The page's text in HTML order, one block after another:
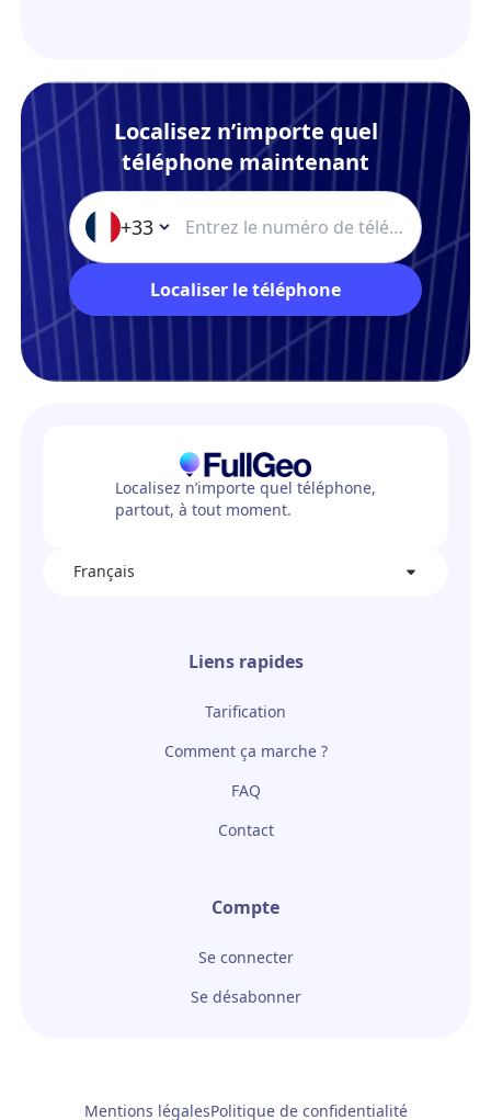
Localisez n’importe quel
téléphone maintenant
+33
Localiser le téléphone
Localisez n’importe quel téléphone,
partout, à tout moment.
Français
Liens rapides
Tarification
Comment ça marche ?
FAQ
Contact
Compte
Se connecter
Se désabonner
Mentions légalesPolitique de confidentialité